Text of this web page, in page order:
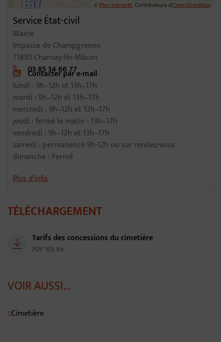
© Plan-interactif , Contributeurs d'OpenStreetMap
Service État-civil
Mairie
Impasse de Champgrenon
71850 Charnay-lès-Mâcon
03 85 34 66 77
Contacter par e-mail
lundi : 9h–12h et 13h–17h
mardi : 9h–12h et 13h–17h
mercredi : 9h–12h et 13h–17h
jeudi : fermé le matin - 13h–17h
vendredi : 9h–12h et 13h–17h
samedi : permanence 9h-12h ou sur rendez-vous
dimanche : Fermé
Plus d'info
TÉLÉCHARGEMENT
Tarifs des concessions du cimetière
PDF 103 Ko
VOIR AUSSI...
Cimetière